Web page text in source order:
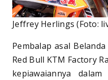
Jeffrey Herlings (Foto:
Pembalap asal
Red Bull KTM Factory
kepiawaiannya